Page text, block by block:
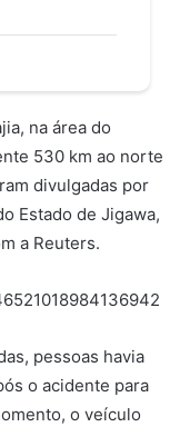
na área do
530 km ao norte
divulgadas por
Estado de Jigawa,
a Reuters.
pessoas havia
o acidente para
o veículo